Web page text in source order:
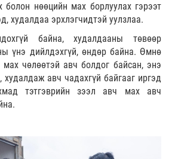
болон нөөцийн мах борлуулах гэрээт
худалдаа эрхлэгчидтэй уулзлаа.
байна, худалдааны төвөөр
үнэ дийлдэхгүй, өндөр байна. Өмнө
чөлөөтэй авч болдог байсан, энэ
авч чадахгүй байгааг иргэд
тэтгэврийн зээл авч мах авч